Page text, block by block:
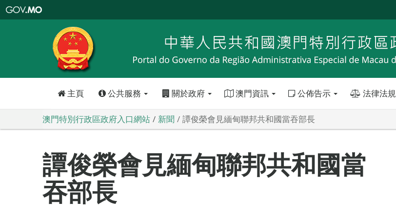
特
政
區
政
口
主頁 公共服務 關於政府 澳門資訊 公佈告示 法律法規
澳門特別行政區政府入口網站 新聞 譚俊榮會見緬甸聯邦共和國當吞部長
譚俊榮會見緬甸聯邦共和國當
吞部長